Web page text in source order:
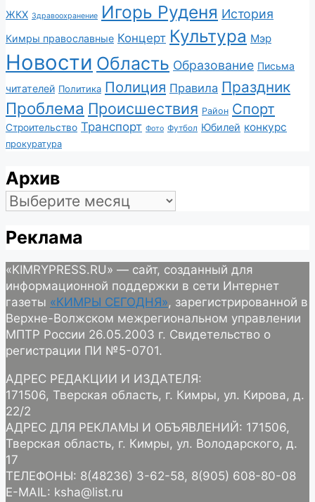
ЖКХ Здравоохранение Игорь Руденя История
Кимры православные Концерт Культура Мэр
Новости Область Образование Письма
читателей Политика Полиция Правила Праздник
Проблема Происшествия Район Спорт
Строительство Транспорт Фото Футбол Юбилей конкурс
прокуратура
Архив
Архив
Реклама
«KIMRYPRESS.RU» — сайт, созданный для
информационной поддержки в сети Интернет
газеты «КИМРЫ СЕГОДНЯ», зарегистрированной в
Верхне-Волжском межрегиональном управлении
МПТР России 26.05.2003 г. Свидетельство о
регистрации ПИ №5-0701.
АДРЕС РЕДАКЦИИ И ИЗДАТЕЛЯ:
171506, Тверская область, г. Кимры, ул. Кирова, д.
22/2
АДРЕС ДЛЯ РЕКЛАМЫ И ОБЪЯВЛЕНИЙ: 171506,
Тверская область, г. Кимры, ул. Володарского, д.
17
ТЕЛЕФОНЫ: 8(48236) 3-62-58, 8(905) 608-80-08
E-MAIL: ksha@list.ru